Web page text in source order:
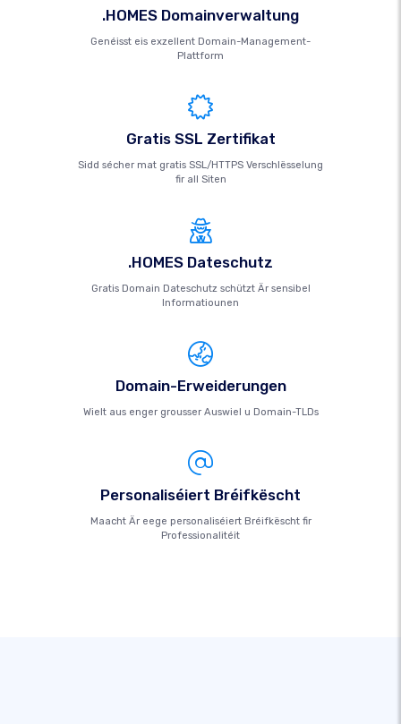
.HOMES Domainverwaltung
Genéisst eis exzellent Domain-Management-
Plattform
Gratis SSL Zertifikat
Sidd sécher mat gratis SSL/HTTPS Verschlësselung
fir all Siten
.HOMES Dateschutz
Gratis Domain Dateschutz schützt Är sensibel
Informatiounen
Domain-Erweiderungen
Wielt aus enger grousser Auswiel u Domain-TLDs
Personaliséiert Bréifkëscht
Maacht Är eege personaliséiert Bréifkëscht fir
Professionalitéit